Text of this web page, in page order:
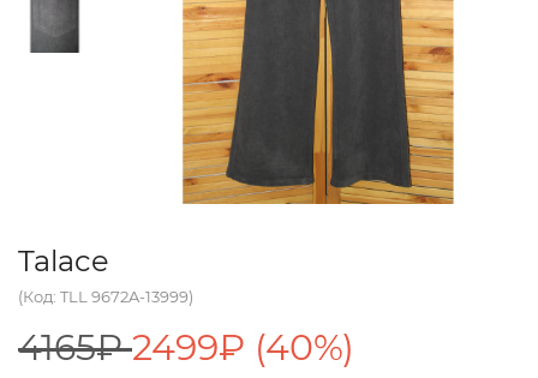
Talace
(Код: TLL 9672A-13999)
4165₽2499₽ (40%)